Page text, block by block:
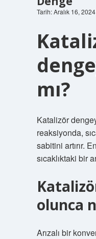
Tarih: Aralık 16, 2024
mı?
Katalizör
reaksiyonda,
sabitini artırır.
sıcaklıktaki bir
olunca
Arızalı bir